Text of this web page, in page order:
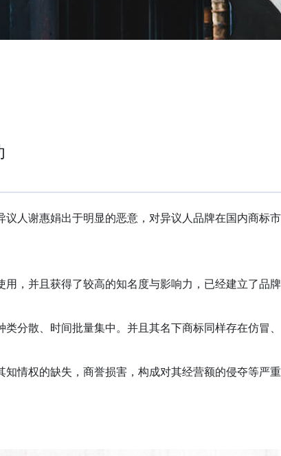
人谢惠娟出于明显的恶意，对异议人品牌在国内商标市
，并且获得了较高的知名度与影响力，已经建立了品牌
分散、时间批量集中。并且其名下商标同样存在仿冒、
情权的缺失，商誉损害，构成对其经营额的侵夺等严重